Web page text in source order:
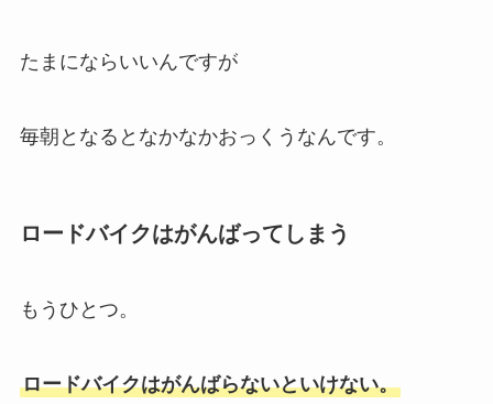
たまにならいいんですが
毎朝となるとなかなかおっくうなんです。
ロードバイクはがんばってしまう
もうひとつ。
ロードバイクはがんばらないといけない。